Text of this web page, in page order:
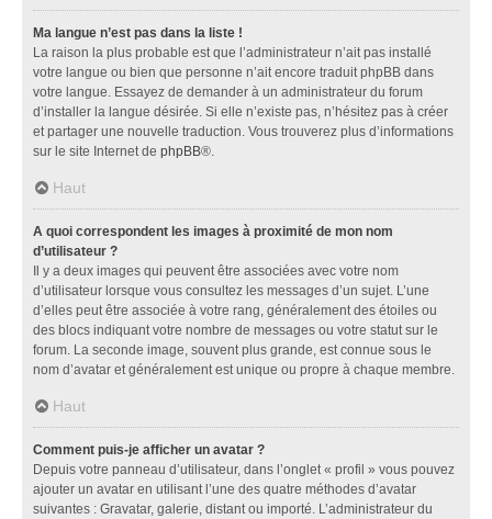
Ma langue n’est pas dans la liste !
La raison la plus probable est que l’administrateur n’ait pas installé
votre langue ou bien que personne n’ait encore traduit phpBB dans
votre langue. Essayez de demander à un administrateur du forum
d’installer la langue désirée. Si elle n’existe pas, n’hésitez pas à créer
et partager une nouvelle traduction. Vous trouverez plus d’informations
sur le site Internet de phpBB®.
Haut
A quoi correspondent les images à proximité de mon nom
d’utilisateur ?
Il y a deux images qui peuvent être associées avec votre nom
d’utilisateur lorsque vous consultez les messages d’un sujet. L’une
d’elles peut être associée à votre rang, généralement des étoiles ou
des blocs indiquant votre nombre de messages ou votre statut sur le
forum. La seconde image, souvent plus grande, est connue sous le
nom d’avatar et généralement est unique ou propre à chaque membre.
Haut
Comment puis-je afficher un avatar ?
Depuis votre panneau d’utilisateur, dans l’onglet « profil » vous pouvez
ajouter un avatar en utilisant l’une des quatre méthodes d’avatar
suivantes : Gravatar, galerie, distant ou importé. L’administrateur du